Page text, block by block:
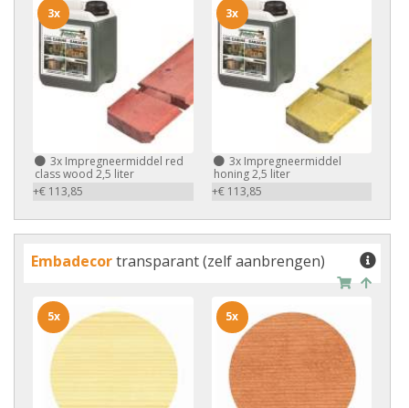
3x Impregneermiddel red
class wood 2,5 liter
+€ 113,85
3x
3xImpregneermiddel
honing 2,5 liter
+€ 113,85
3x
Embadecortransparant (zelf aanbrengen)
5x 5x